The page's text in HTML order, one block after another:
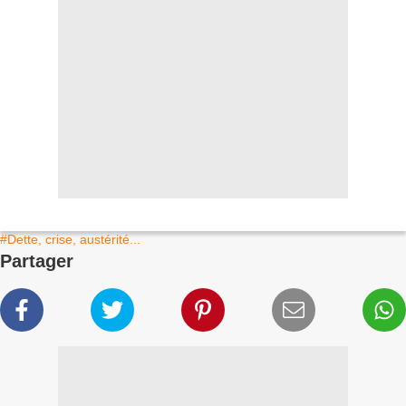
#Dette, crise, austérité...
Partager